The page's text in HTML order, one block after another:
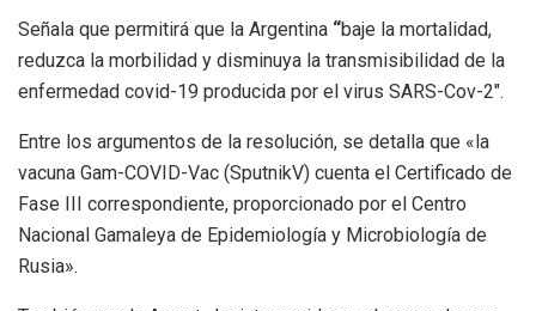
Señala que permitirá que la Argentina “baje la mortalidad,
reduzca la morbilidad y disminuya la transmisibilidad de la
enfermedad covid-19 producida por el virus SARS-Cov-2″.
Entre los argumentos de la resolución, se detalla que «la
vacuna Gam-COVID-Vac (SputnikV) cuenta el Certificado de
Fase III correspondiente, proporcionado por el Centro
Nacional Gamaleya de Epidemiología y Microbiología de
Rusia».